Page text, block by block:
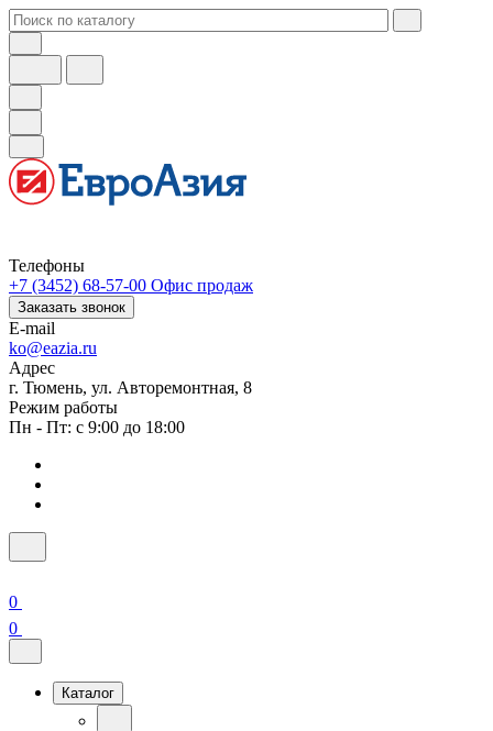
Телефоны
+7 (3452) 68-57-00 Офис продаж
Заказать звонок
E-mail
ko@eazia.ru
Адрес
г. Тюмень, ул. Авторемонтная, 8
Режим работы
Пн - Пт: с 9:00 до 18:00
0
0
Каталог